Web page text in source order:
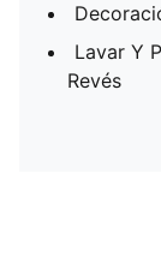
Lavar Y
Revés